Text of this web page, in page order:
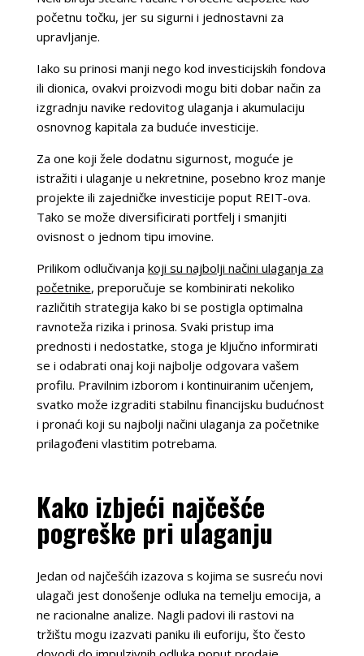
početnu točku, jer su sigurni i jednostavni za
upravljanje.
Iako su prinosi manji nego kod investicijskih fondova
ili dionica, ovakvi proizvodi mogu biti dobar način za
izgradnju navike redovitog ulaganja i akumulaciju
osnovnog kapitala za buduće investicije.
Za one koji žele dodatnu sigurnost, moguće je
istražiti i ulaganje u nekretnine, posebno kroz manje
projekte ili zajedničke investicije poput REIT-ova.
Tako se može diversificirati portfelj i smanjiti
ovisnost o jednom tipu imovine.
Prilikom odlučivanja koji su najbolji načini ulaganja za
početnike, preporučuje se kombinirati nekoliko
različitih strategija kako bi se postigla optimalna
ravnoteža rizika i prinosa. Svaki pristup ima
prednosti i nedostatke, stoga je ključno informirati
se i odabrati onaj koji najbolje odgovara vašem
profilu. Pravilnim izborom i kontinuiranim učenjem,
svatko može izgraditi stabilnu financijsku budućnost
i pronaći koji su najbolji načini ulaganja za početnike
prilagođeni vlastitim potrebama.
Kako izbjeći najčešće
pogreške pri ulaganju
Jedan od najčešćih izazova s kojima se susreću novi
ulagači jest donošenje odluka na temelju emocija, a
ne racionalne analize. Nagli padovi ili rastovi na
tržištu mogu izazvati paniku ili euforiju, što često